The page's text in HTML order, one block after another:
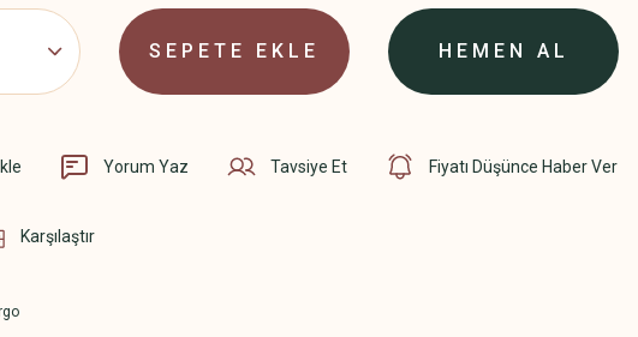
SEPETE EKLE HEMEN AL
Yorum Yaz Tavsiye Et Fiyatı Düşünce Haber Ver
Karşılaştır